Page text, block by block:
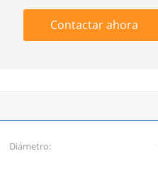
Contactar ahora
Diámetro: